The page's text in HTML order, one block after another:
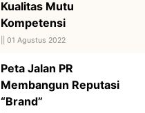
Kualitas Mutu
Kompetensi
01 Agustus 2022
Peta Jalan PR
Membangun Reputasi
“Brand”